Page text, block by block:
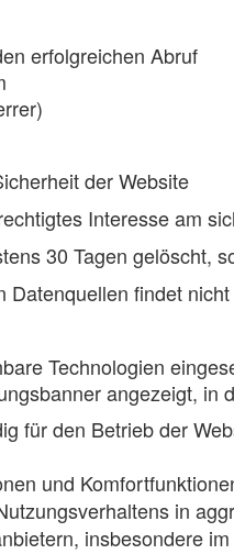
erfolgreichen Abruf
der Website
Interesse am
30 Tagen gelöscht,
Datenquellen findet
Technologien
angezeigt,
für den Betrieb der
und
in
insbesondere